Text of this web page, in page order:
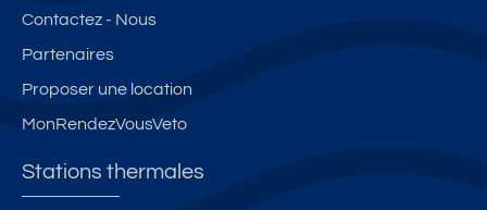
Contactez - Nous
Partenaires
Proposer une location
MonRendezVousVeto
Stations thermales